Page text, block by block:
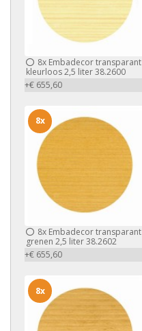
8x Embadecor transparant
kleurloos 2,5 liter 38.2600
+€ 655,60
8x Embadecor transparant
grenen 2,5 liter 38.2602
+€ 655,60
8x
8x